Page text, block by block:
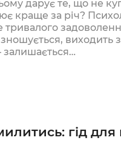
дарує те, що не
краще за річ?
виходить
залишається…
гід для